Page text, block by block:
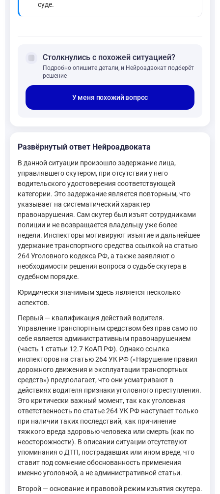
суде.
forum Столкнулись с похожей ситуацией?
Подробно опишите детали, и Нейроадвокат подберёт
решение
У меня похожий вопрос
Развёрнутый ответ Нейроадвоката
В данной ситуации произошло задержание лица,
управлявшего скутером, при отсутствии у него
водительского удостоверения соответствующей
категории. Это задержание является повторным, что
указывает на систематический характер
правонарушения. Сам скутер был изъят сотрудниками
полиции и не возвращается владельцу уже более
недели. Инспекторы мотивируют изъятие и дальнейшее
удержание транспортного средства ссылкой на статью
264 Уголовного кодекса РФ, а также заявляют о
необходимости решения вопроса о судьбе скутера в
судебном порядке.
Юридически значимым здесь является несколько
аспектов.
Первый — квалификация действий водителя.
Управление транспортным средством без прав само по
себе является административным правонарушением
(часть 1 статьи 12.7 КоАП РФ). Однако ссылка
инспекторов на статью 264 УК РФ («Нарушение правил
дорожного движения и эксплуатации транспортных
средств») предполагает, что они усматривают в
действиях водителя признаки уголовного преступления.
Это критически важный момент, так как уголовная
ответственность по статье 264 УК РФ наступает только
при наличии таких последствий, как причинение
тяжкого вреда здоровью человека или смерть (как по
неосторожности). В описании ситуации отсутствуют
упоминания о ДТП, пострадавших или ином вреде, что
ставит под сомнение обоснованность применения
именно уголовной, а не административной статьи.
Второй — основание и правовой режим изъятия скутера.